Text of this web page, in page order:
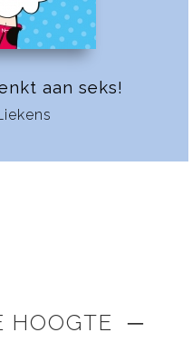
aan seks!
HOOGTE ─